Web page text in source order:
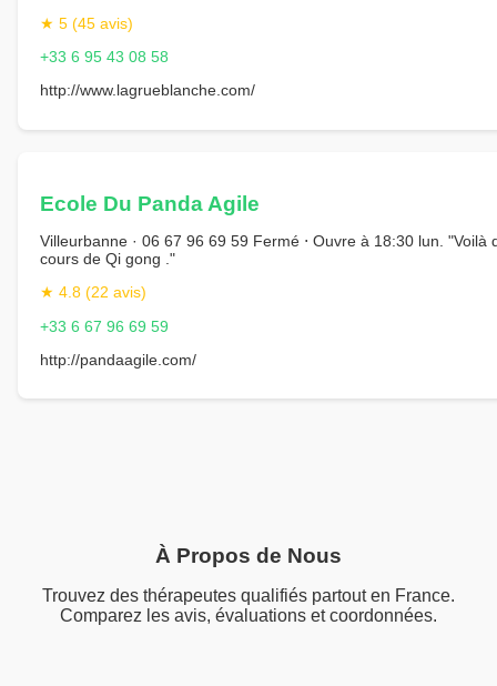
★ 5 (45 avis)
+33 6 95 43 08 58
http://www.lagrueblanche.com/
Ecole Du Panda Agile
Villeurbanne · 06 67 96 69 59 Fermé ⋅ Ouvre à 18:30 lun.
cours de Qi gong ."
★ 4.8 (22 avis)
+33 6 67 96 69 59
http://pandaagile.com/
À Propos de Nous
Trouvez des thérapeutes qualifiés partout en France.
Comparez les avis, évaluations et coordonnées.